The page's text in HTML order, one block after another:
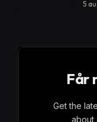
5
Får
Get the
about